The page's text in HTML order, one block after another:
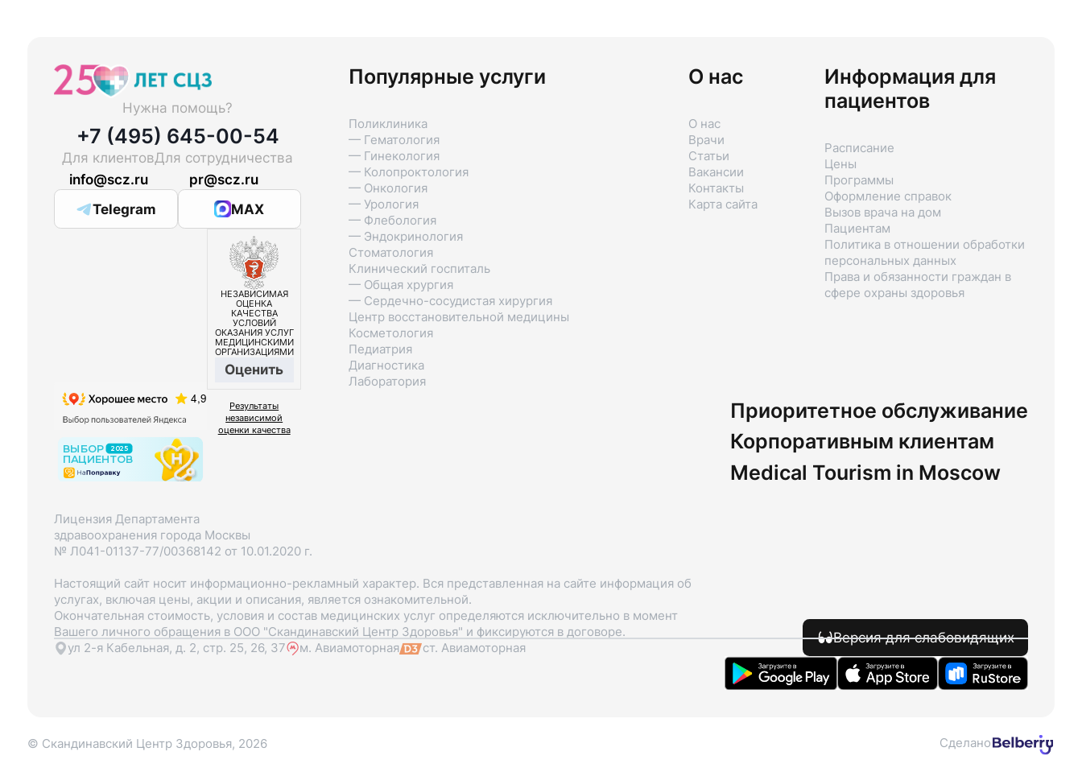
Нужна помощь?
+7 (495) 645-00-54
Для клиентов
info@scz.ru
Для сотрудничества
pr@scz.ru
Telegram
MAX
НЕЗАВИСИМАЯ
ОЦЕНКА
КАЧЕСТВА
УСЛОВИЙ
ОКАЗАНИЯ УСЛУГ
МЕДИЦИНСКИМИ
ОРГАНИЗАЦИЯМИ
Оценить
Результаты
независимой
оценки качества
Популярные услуги
Поликлиника
— Гематология
— Гинекология
— Колопроктология
— Онкология
— Урология
— Флебология
— Эндокринология
Стоматология
Клинический госпиталь
— Общая хрургия
— Сердечно-сосудистая хирургия
Центр восстановительной медицины
Косметология
Педиатрия
Диагностика
Лаборатория
О нас
О нас
Врачи
Статьи
Вакансии
Контакты
Карта сайта
Информация для
пациентов
Расписание
Цены
Программы
Оформление справок
Вызов врача на дом
Пациентам
Политика в отношении обработки
персональных данных
Права и обязанности граждан в
сфере охраны здоровья
Приоритетное обслуживание
Корпоративным клиентам
Medical Tourism in Moscow
Лицензия Департамента
здравоохранения города Москвы
№ Л041-01137-77/00368142 от 10.01.2020 г.
Настоящий сайт носит информационно-рекламный характер. Вся представленная на сайте информация об
услугах, включая цены, акции и описания, является ознакомительной.
Окончательная стоимость, условия и состав медицинских услуг определяются исключительно в момент
Вашего личного обращения в ООО "Скандинавский Центр Здоровья" и фиксируются в договоре.
ул 2-я Кабельная, д. 2, стр. 25, 26, 37
м. Авиамоторная ст. Авиамоторная
Версия для слабовидящих
© Скандинавский Центр Здоровья, 2026 Сделано